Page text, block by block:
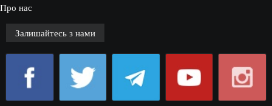
Про нас
Залишайтесь з нами